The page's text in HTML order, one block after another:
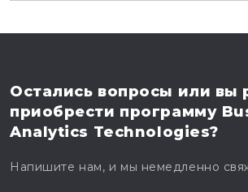
Остались вопросы или вы
приобрести программу
Analytics Technologies?
Напишите нам, и мы немедленно